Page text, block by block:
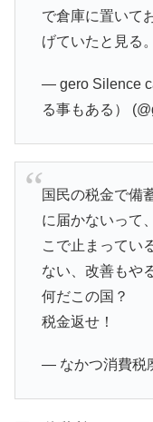
で倉庫に置いて
げていたと見る。
— gero Silence
る事もある）
国民の税金で備
に届かないって
こで止まってい
ない、改善もや
何だこの国？
税金返せ！
— なかつ消費税